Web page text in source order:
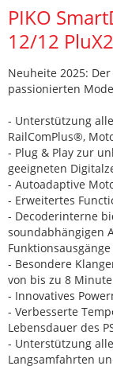
PIKO
12/12
Neuheite 2025:
passionierten
- Unterstützung
RailComPlus®,
- Plug & Play zur
geeigneten
- Autoadaptive
- Erweitertes
- Decoderinterne
soundabhängigen
Funktionsausgänge
- Besondere
von bis zu 8
- Innovatives
- Verbesserte
Lebensdauer des
- Unterstützung
Langsamfahrten